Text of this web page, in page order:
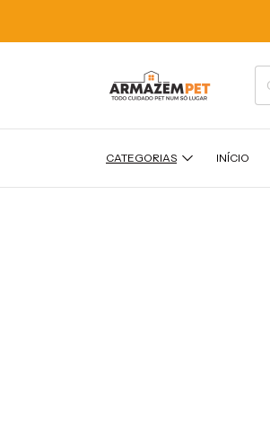
CATEGORIAS INÍCIO